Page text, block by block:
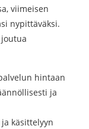
viimeisen
nypittäväksi.
hintaan
ja
käsittelyyn